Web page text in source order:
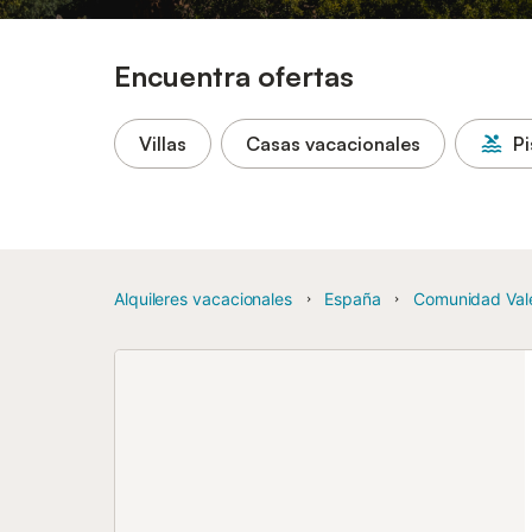
Encuentra ofertas
Villas Casas vacacionales
Alquileres vacacionales España Comunidad